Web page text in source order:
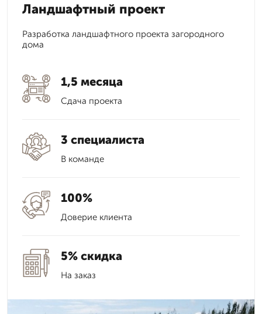
Ландшафтный проект
Разработка ландшафтного проекта загородного
дома
1,5 месяца
Сдача проекта
3 специалиста
В команде
100%
Доверие клиента
5% скидка
На заказ